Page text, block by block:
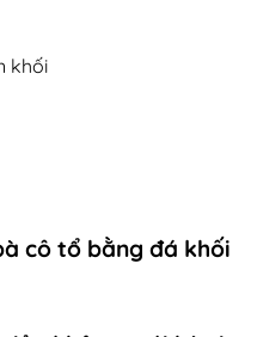
khối
cô tổ bằng đá khối